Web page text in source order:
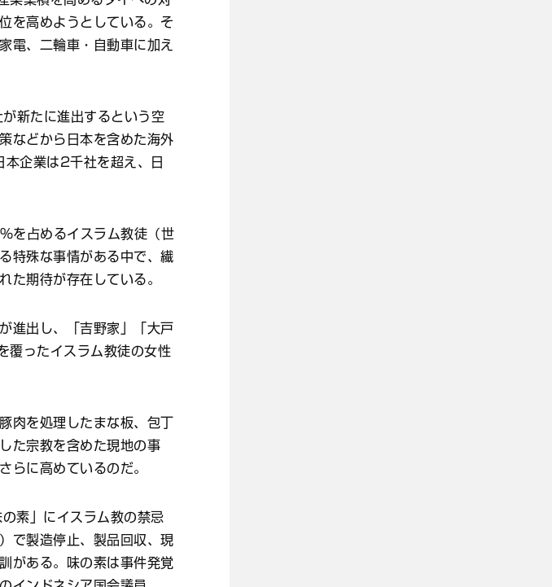
を高めようとしている。そ
電、二輪車・自動車に加え
新たに進出するという空
などから日本を含めた海外
企業は2千社を超え、日
を占めるイスラム教徒（世
特殊な事情がある中で、繊
た期待が存在している。
進出し、「吉野家」「大戸
覆ったイスラム教徒の女性
肉を処理したまな板、包丁
た宗教を含めた現地の事
らに高めているのだ。
素」にイスラム教の禁忌
で製造停止、製品回収、現
がある。味の素は事件発覚